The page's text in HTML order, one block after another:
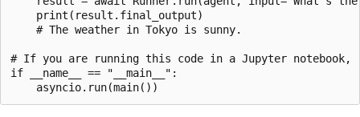
    print(result.final_output)
    # The weather in Tokyo is sunny.
# If you are running this code in a Jupyter
if __name__ == "__main__":